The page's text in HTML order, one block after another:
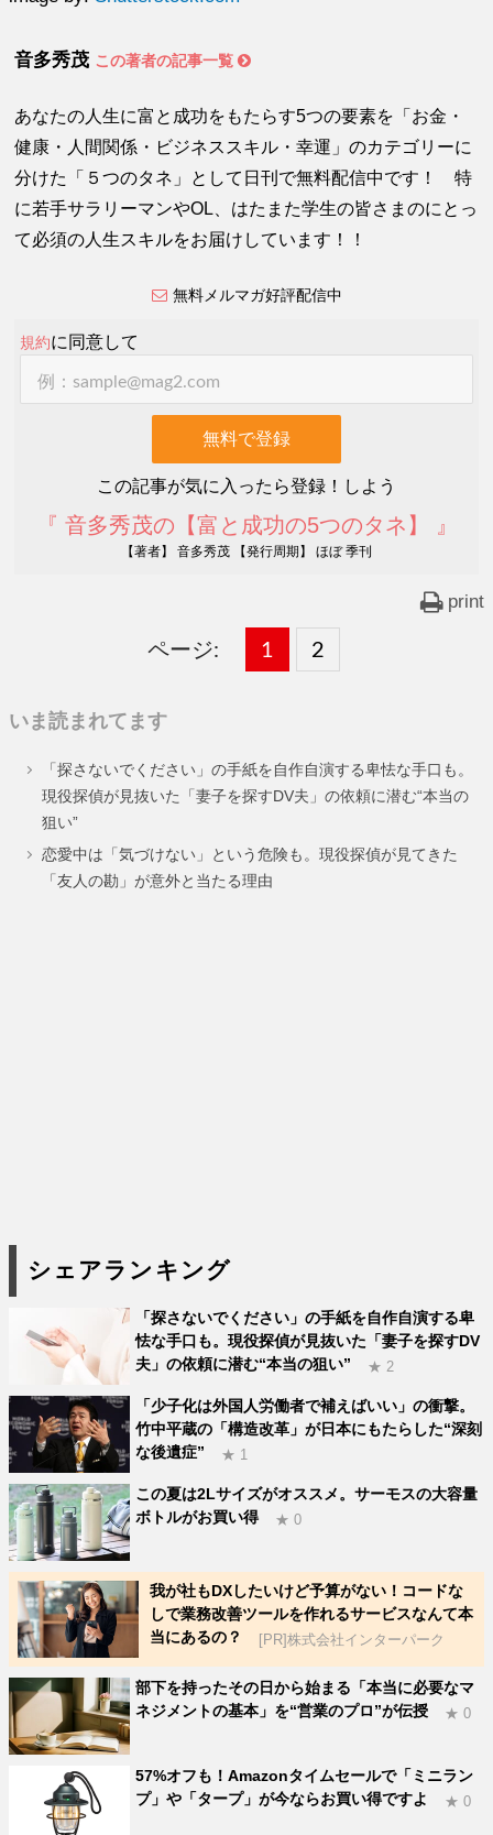
音多秀茂 この著者の記事一覧
あなたの人生に富と成功をもたらす5つの要素を「お金・
健康・人間関係・ビジネススキル・幸運」のカテゴリーに
分けた「５つのタネ」として日刊で無料配信中です！ 特
に若手サラリーマンやOL、はたまた学生の皆さまのにとっ
て必須の人生スキルをお届けしています！！
無料メルマガ好評配信中
規約に同意して
この記事が気に入ったら登録！しよう
『 音多秀茂の【富と成功の5つのタネ】 』
【著者】 音多秀茂 【発行周期】 ほぼ 季刊
print
ページ:
固
ー
1 ,
固
ー
2
いま読まれてます
「探さないでください」の手紙を自作自演する卑怯な手口も。
現役探偵が見抜いた「妻子を探すDV夫」の依頼に潜む“本当の
狙い”
恋愛中は「気づけない」という危険も。現役探偵が見てきた
「友人の勘」が意外と当たる理由
シェアランキング
「探さないでください」の手紙を自作自演する卑
怯な手口も。現役探偵が見抜いた「妻子を探すDV
夫」の依頼に潜む“本当の狙い”
★ 2
「少子化は外国人労働者で補えばいい」の衝撃。
竹中平蔵の「構造改革」が日本にもたらした“深刻
な後遺症”
★ 1
この夏は2Lサイズがオススメ。サーモスの大容量
ボトルがお買い得
★ 0
我が社もDXしたいけど予算がない！コードな
しで業務改善ツールを作れるサービスなんて本
当にあるの？
[PR]株式会社インターパーク
部下を持ったその日から始まる「本当に必要なマ
ネジメントの基本」を“営業のプロ”が伝授
★ 0
57%オフも！Amazonタイムセールで「ミニラン
プ」や「タープ」が今ならお買い得ですよ
★ 0